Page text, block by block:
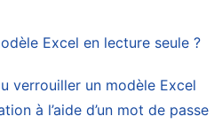
Excel en lecture seule ?
verrouiller un modèle Excel
à l’aide d’un mot de passe